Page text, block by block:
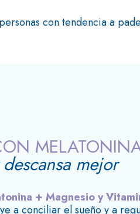
con tendencia a
mejor
+ Magnesio y
a conciliar el sueño y a